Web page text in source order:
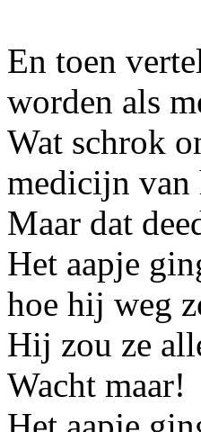
En toen
worden als
Wat schrok
medicijn van
Maar dat
Het aapje
hoe hij weg
Hij zou ze
Wacht maar!